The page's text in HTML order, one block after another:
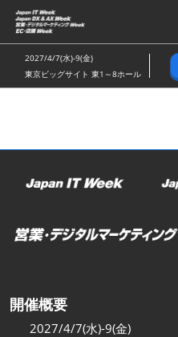
ス
キ
ッ
し
む
2027/4/7(水)-9(金)
東京ビッグサイト 東1～8ホール
開催概要
2027/4/7(水)-9(金)